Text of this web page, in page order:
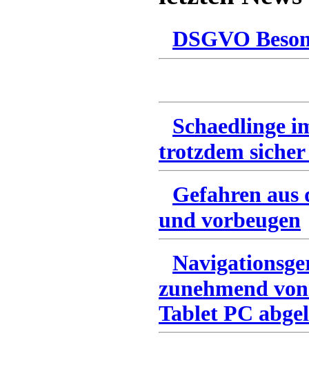
DSGVO
Schaedlinge
trotzdem
Gefahren
und vorbeugen
zunehmend
Tablet PC